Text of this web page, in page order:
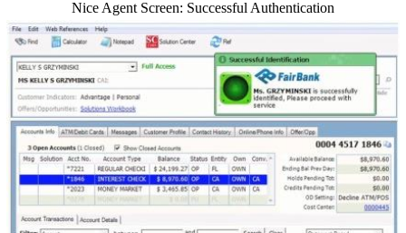
Nice Agent Screen: Successful Authentication